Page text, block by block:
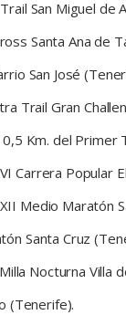
San Miguel de
Santa Ana de
San José
Trail Gran
Km. del Primer
Carrera Popular
Medio Maratón
Santa Cruz
Nocturna Villa
(Tenerife).